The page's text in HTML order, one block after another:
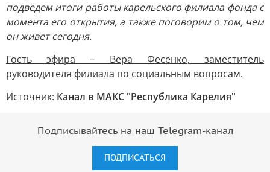
подведем итоги работы карельского филиала фонда с
момента его открытия, а также поговорим о том, чем
он живет сегодня.
Гость эфира – Вера Фесенко, заместитель
руководителя филиала по социальным вопросам.
Источник: Канал в МАКС "Республика Карелия"
Подписывайтесь на наш Telegram-канал
ПОДПИСАТЬСЯ